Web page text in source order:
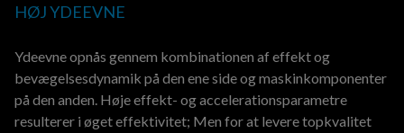
HØJ YDEEVNE
Ydeevne opnås gennem kombinationen af effekt og
bevægelsesdynamik på den ene side og maskinkomponenter
på den anden. Høje effekt- og accelerationsparametre
resulterer i øget effektivitet; Men for at levere topkvalitet